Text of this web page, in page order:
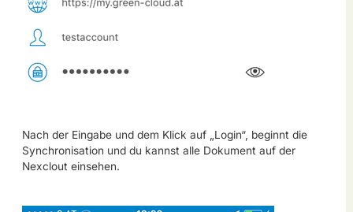
Nach der Eingabe und dem Klick auf „Login“, beginnt die
Synchronisation und du kannst alle Dokument auf der
Nexclout einsehen.